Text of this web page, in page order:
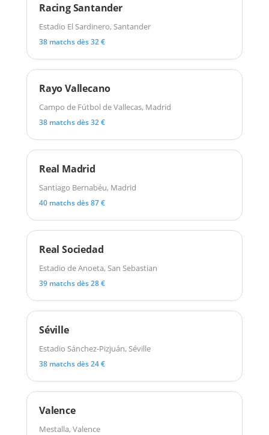
Racing Santander
Estadio El Sardinero, Santander
38 matchs dès 32 €
Rayo Vallecano
Campo de Fútbol de Vallecas, Madrid
38 matchs dès 32 €
Real Madrid
Santiago Bernabéu, Madrid
40 matchs dès 87 €
Real Sociedad
Estadio de Anoeta, San Sebastian
39 matchs dès 28 €
Séville
Estadio Sánchez-Pizjuán, Séville
38 matchs dès 24 €
Valence
Mestalla, Valence